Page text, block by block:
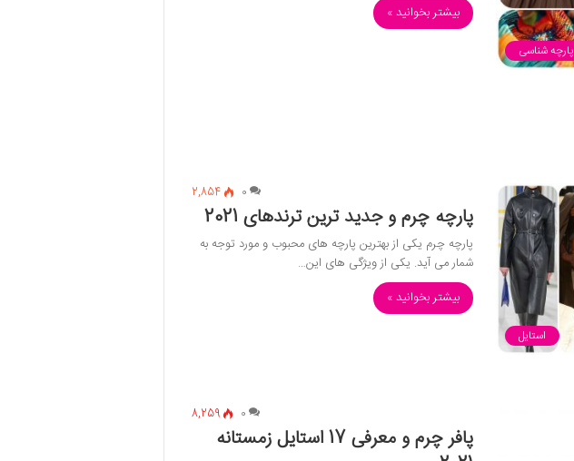
پارچه شناسی
بیشتر بخوانید »
استایل
0
2,854
پارچه چرم و جدید ترین ترندهای 2021
پارچه چرم یکی از بهترین پارچه های محبوب و مورد توجه به
شمار می آید. یکی از ویژگی های این…
بیشتر بخوانید »
0
8,259
پافر چرم و معرفی 17 استایل زمستانه